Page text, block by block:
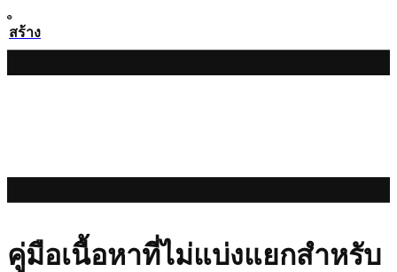
สร้าง
คู่มือเนื้อหาที่ไม่แบ่งแยกสำหรับ